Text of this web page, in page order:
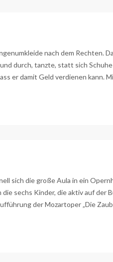
nach dem Rechten.
durch, tanzte, statt sich
er damit Geld verdienen kann.
sich die große Aula in ein
sechs Kinder, die aktiv auf der
der Mozartoper „Die